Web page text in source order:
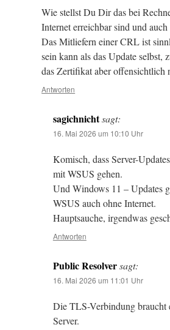
Wie stellst Du Dir das bei
Internet erreichbar sind und
Das Mitliefern einer CRL ist
sein kann als das Update selbst,
das Zertifikat aber offensichtlich
Antworten
sagichnichtsagt:
16. Mai 2026 um 10:10 Uhr
Komisch, dass Server-
mit WSUS gehen.
Und Windows 11 – Updates
WSUS auch ohne Internet.
Hauptsauche, irgendwas
Antworten
Public Resolversagt:
16. Mai 2026 um 11:01 Uhr
Die TLS-Verbindung
Server.